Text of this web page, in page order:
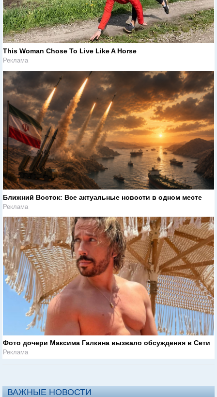
This Woman Chose To Live Like A Horse
Реклама
Ближний Восток: Все актуальные новости в одном месте
Реклама
Фото дочери Максима Галкина вызвало обсуждения в Сети
Реклама
ВАЖНЫЕ НОВОСТИ